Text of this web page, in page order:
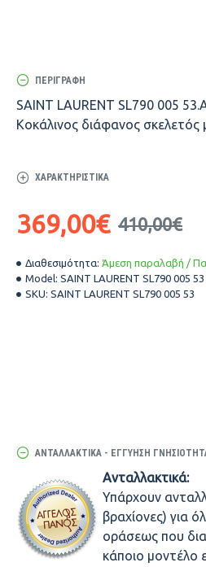
ΠΕΡΙΓΡΑΦΉ
SAINT LAURENT SL790 005
Κοκάλινος διάφανος
ΧΑΡΑΚΤΗΡΙΣΤΙΚΆ
Διαθεσιμότητα: Άμεση παραλαβή /
Model: SAINT LAURENT SL790 005 53
SKU: SAINT LAURENT SL790 005 53
369,00€ 410,00€
ΑΝΤΑΛΛΑΚΤΙΚΆ - ΕΓΓΎΗΣΗ
Ανταλλακτικά:
Υπάρχουν
βραχίονες) για
οράσεως που
κάποιο μοντέλο